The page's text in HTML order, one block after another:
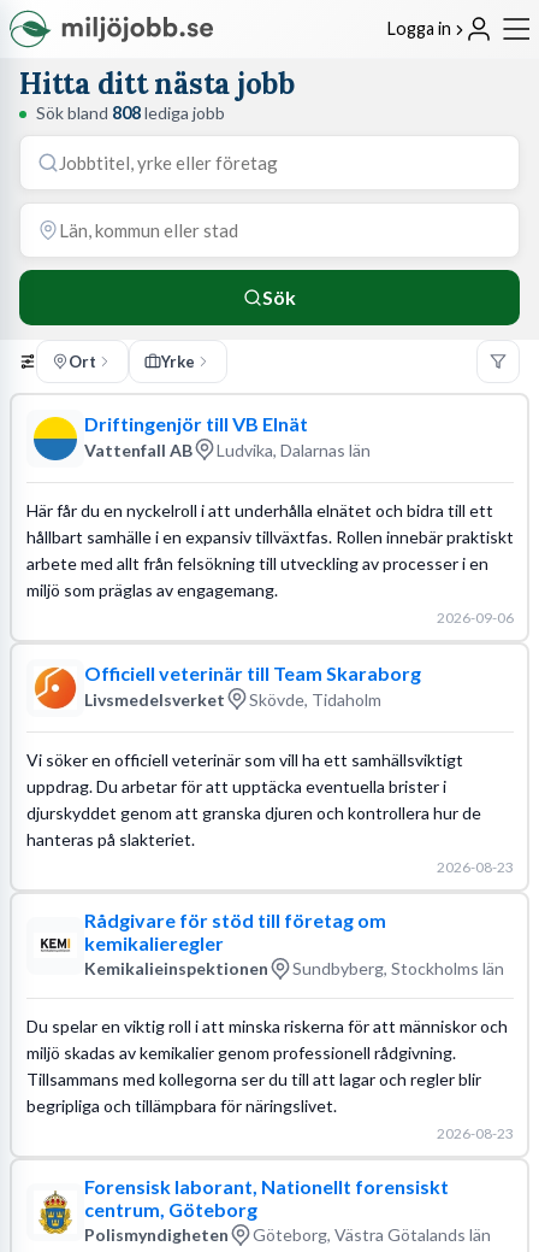
Logga in
Hitta ditt nästa jobb
Sök bland 808lediga jobb
Sök
Ort Yrke
Driftingenjör till VB Elnät
Vattenfall AB Ludvika, Dalarnas län
Här får du en nyckelroll i att underhålla elnätet och bidra till ett
hållbart samhälle i en expansiv tillväxtfas. Rollen innebär praktiskt
arbete med allt från felsökning till utveckling av processer i en
miljö som präglas av engagemang.
2026-09-06
Officiell veterinär till Team Skaraborg
Livsmedelsverket Skövde, Tidaholm
Vi söker en officiell veterinär som vill ha ett samhällsviktigt
uppdrag. Du arbetar för att upptäcka eventuella brister i
djurskyddet genom att granska djuren och kontrollera hur de
hanteras på slakteriet.
2026-08-23
Rådgivare för stöd till företag om
kemikalieregler
Kemikalieinspektionen Sundbyberg, Stockholms län
Du spelar en viktig roll i att minska riskerna för att människor och
miljö skadas av kemikalier genom professionell rådgivning.
Tillsammans med kollegorna ser du till att lagar och regler blir
begripliga och tillämpbara för näringslivet.
2026-08-23
Forensisk laborant, Nationellt forensiskt
centrum, Göteborg
Polismyndigheten Göteborg, Västra Götalands län